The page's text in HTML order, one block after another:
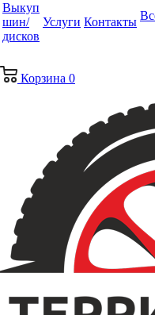
Выкуп
шин/
дисков
Услуги Контакты
Корзина 0